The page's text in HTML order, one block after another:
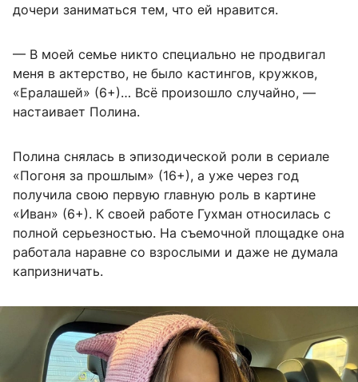
дочери заниматься тем, что ей нравится.
— В моей семье никто специально не продвигал
меня в актерство, не было кастингов, кружков,
«Ералашей» (6+)… Всё произошло случайно, —
настаивает Полина.
Полина снялась в эпизодической роли в сериале
«Погоня за прошлым» (16+), а уже через год
получила свою первую главную роль в картине
«Иван» (6+). К своей работе Гухман относилась с
полной серьезностью. На съемочной площадке она
работала наравне со взрослыми и даже не думала
капризничать.